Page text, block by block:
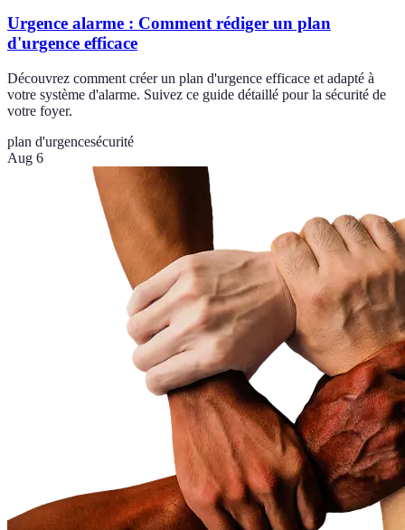
Urgence alarme : Comment rédiger un plan
d'urgence efficace
Découvrez comment créer un plan d'urgence efficace et adapté à
votre système d'alarme. Suivez ce guide détaillé pour la sécurité de
votre foyer.
plan d'urgencesécurité
Aug 6